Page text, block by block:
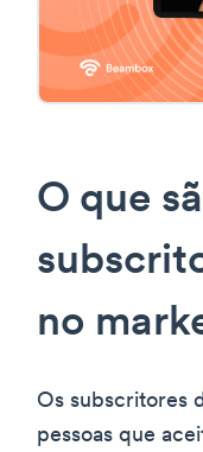
O que
no
Os subscritores
pessoas que